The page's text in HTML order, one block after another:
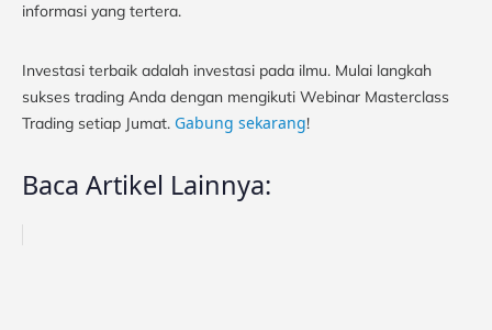
informasi yang tertera.
Investasi terbaik adalah investasi pada ilmu. Mulai langkah
sukses trading Anda dengan mengikuti Webinar Masterclass
Trading setiap Jumat. Gabung sekarang!
Baca Artikel Lainnya: